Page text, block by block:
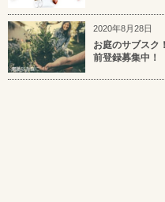
2020年8月28日
お庭のサブスク
前登録募集中！